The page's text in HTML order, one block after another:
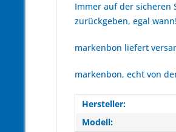
Immer auf der sicheren
zurückgeben, egal
markenbon liefert
markenbon, echt von
Hersteller:
Modell: